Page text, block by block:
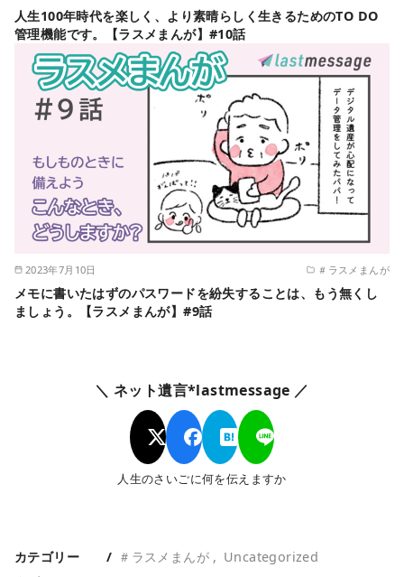
人生100年時代を楽しく、より素晴らしく生きるためのTO DO
管理機能です。【ラスメまんが】#10話
2023年7月10日 ＃ラスメまんが
メモに書いたはずのパスワードを紛失することは、もう無くし
ましょう。【ラスメまんが】#9話
＼ ネット遺言*lastmessage ／
人生のさいごに何を伝えますか
カテゴリー ＃ラスメまんが
Uncategorized